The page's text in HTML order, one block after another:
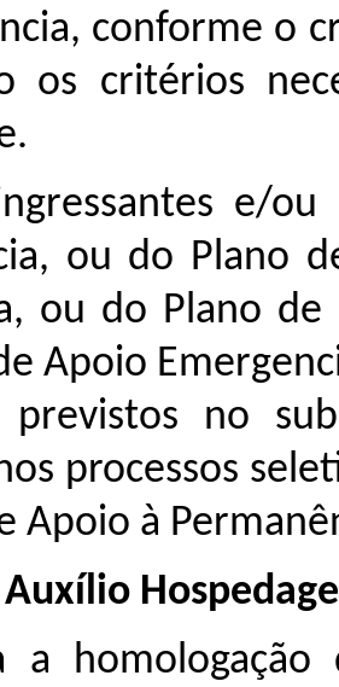
conforme o
os critérios
.
e/
ou do Plano
ou do Plano de
Apoio
previstos no
processos
Apoio à
Auxílio
a homologação